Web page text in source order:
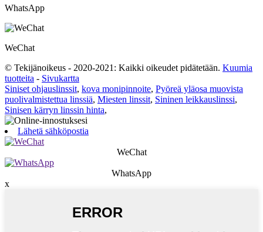
WhatsApp
WeChat
© Tekijänoikeus - 2020-2021: Kaikki oikeudet pidätetään. Kuumia
tuotteita - Sivukartta
Siniset ohjauslinssit, kova monipinnoite, Pyöreä yläosa muovista
puolivalmistettua linssiä, Miesten linssit, Sininen leikkauslinssi,
Sinisen kärryn linssin hinta,
Lähetä sähköpostia
WeChat
WhatsApp
x